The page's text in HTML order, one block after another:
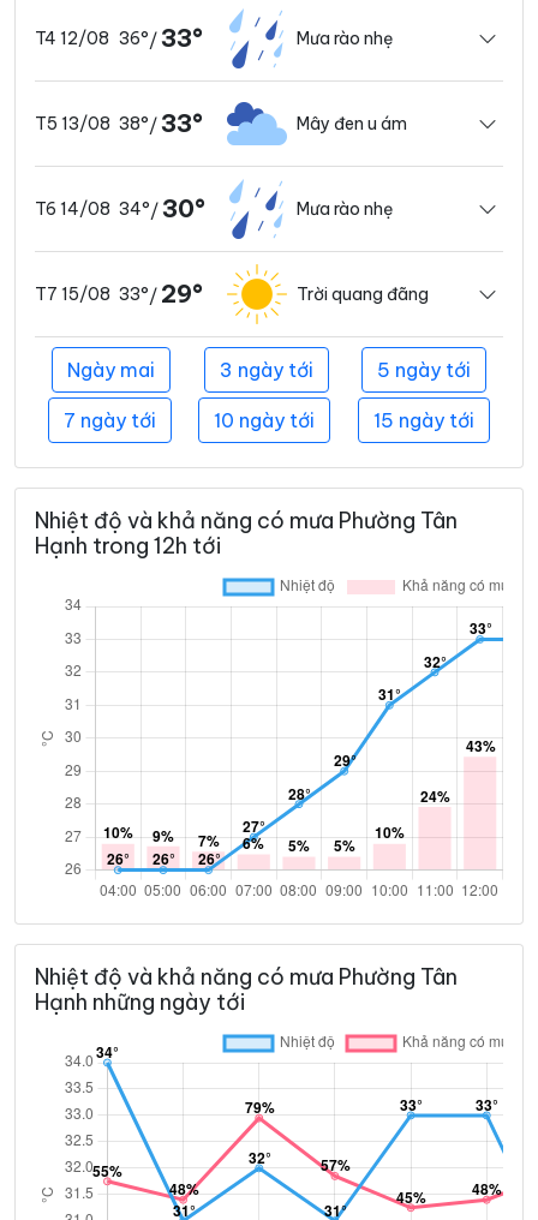
T4 12/08 36°/ 33° Mưa rào nhẹ
T5 13/08 38°/ 33° Mây đen u ám
T6 14/08 34°/ 30° Mưa rào nhẹ
T7 15/08 33°/ 29° Trời quang đãng
Ngày mai 3 ngày tới 5 ngày tới
7 ngày tới 10 ngày tới 15 ngày tới
Nhiệt độ và khả năng có mưa Phường Tân
Hạnh trong 12h tới
Nhiệt độ và khả năng có mưa Phường Tân
Hạnh những ngày tới